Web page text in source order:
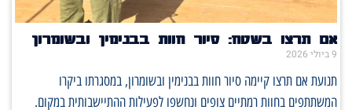
אם תרצו בשטח: סיור חוות בבנימין ובשומרון
9 ביולי 2026
תנועת אם תרצו קיימה סיור חוות בבנימין ובשומרון, במסגרתו ביקרו
המשתתפים בחוות רמתיים צופים ונחשפו לפעילות ההתיישבותית במקום.